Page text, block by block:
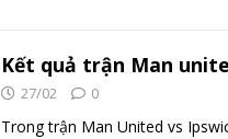
Kết quả trận Man
27/02 0
Trong trận Man United vs